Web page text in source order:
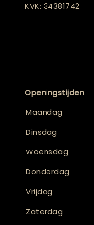
KVK: 34381742
Openingstijden
Maandag
Dinsdag
Woensdag
Donderdag
Vrijdag
Zaterdag